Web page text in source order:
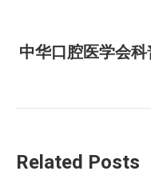
航
中华口腔医学会
Related Posts